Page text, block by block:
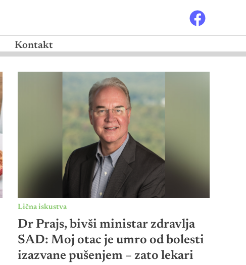
Kontakt
Lična iskustva
Dr Prajs, bivši ministar zdravlja
SAD: Moj otac je umro od bolesti
izazvane pušenjem – zato lekari